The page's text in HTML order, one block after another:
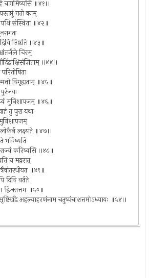
चागमिष्यसि ॥४१॥
गतो वनम्
संस्थिता ॥४२॥
तिष्ठति ॥४३॥
चिरम्
॥४४॥
विगृह्यताम् ॥४५॥
मुनिशापजम् ॥४६॥
तु पुरा यथा
लक्ष्यते ॥४७॥
भविष्यति
करिष्यसि ॥४८॥
च मद्वरात्
॥४९॥
दिवि वर्तते
द्विजसत्तम ॥५०॥
अहल्याहरणंनाम चतुष्पंचाशत्तमोऽध्यायः ॥५४॥